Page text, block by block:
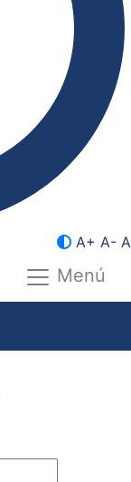
A+ A- A
Menú